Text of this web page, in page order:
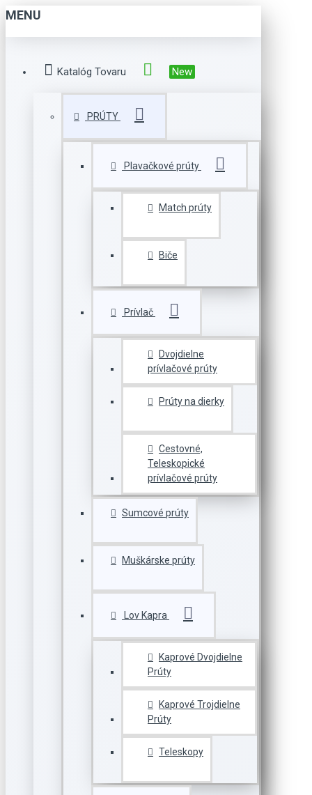
MENU
Katalóg Tovaru New
PRÚTY
Plavačkové prúty
Match prúty
Biče
Prívlač
Dvojdielne
prívlačové prúty
Prúty na dierky
Cestovné,
Teleskopické
prívlačové prúty
Sumcové prúty
Muškárske prúty
Lov Kapra
Kaprové Dvojdielne
Prúty
Kaprové Trojdielne
Prúty
Teleskopy